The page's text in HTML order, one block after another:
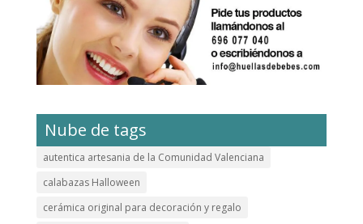
Nube de tags
autentica artesania de la Comunidad Valenciana
calabazas Halloween
cerámica original para decoración y regalo